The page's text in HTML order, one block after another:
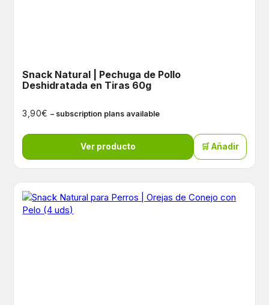
Snack Natural | Pechuga de Pollo
Deshidratada en Tiras 60g
3,90€ – subscription plans available
Ver producto 🛒 Añadir